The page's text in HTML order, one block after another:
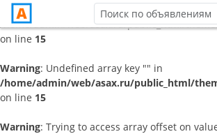
/home/admin/web/asax.ru/public_html/
on line 15
Warning: Undefined array key "" in
/home/admin/web/asax.ru/public_html/
on line 15
Warning: Trying to access array offset on